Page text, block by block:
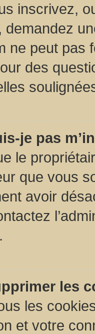
inscrivez,
demandez
ne peut
des
je pas
le
que vous
avoir
les
les
et votre